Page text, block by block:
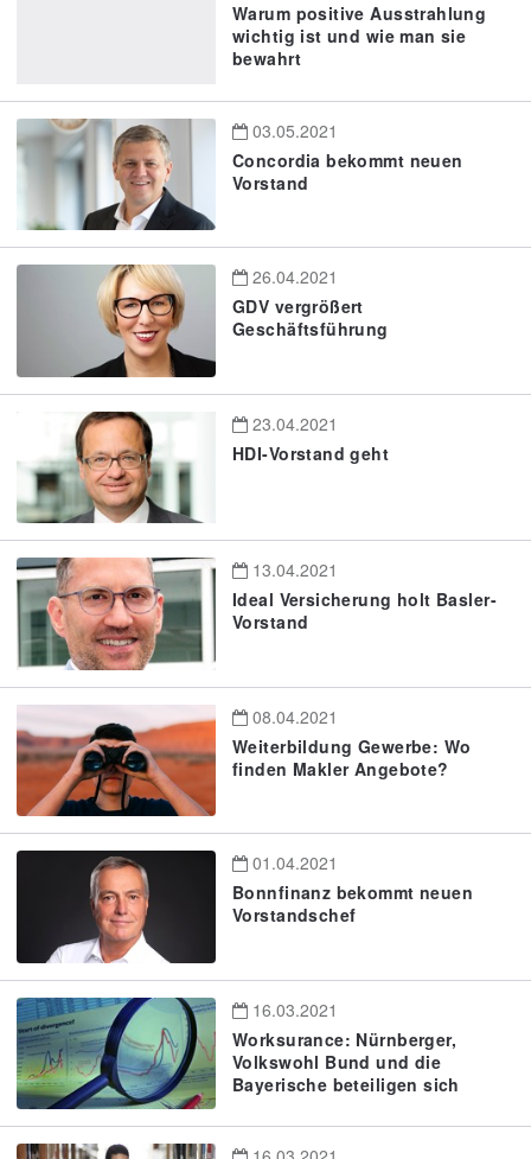
Warum positive Ausstrahlung
wichtig ist und wie man sie
bewahrt
03.05.2021
Concordia bekommt neuen
Vorstand
26.04.2021
GDV vergrößert
Geschäftsführung
23.04.2021
HDI-Vorstand geht
13.04.2021
Ideal Versicherung holt Basler-
Vorstand
08.04.2021
Weiterbildung Gewerbe: Wo
finden Makler Angebote?
01.04.2021
Bonnfinanz bekommt neuen
Vorstandschef
16.03.2021
Worksurance: Nürnberger,
Volkswohl Bund und die
Bayerische beteiligen sich